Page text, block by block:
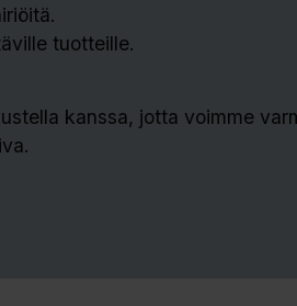
tuotteille.
kanssa, jotta voimme